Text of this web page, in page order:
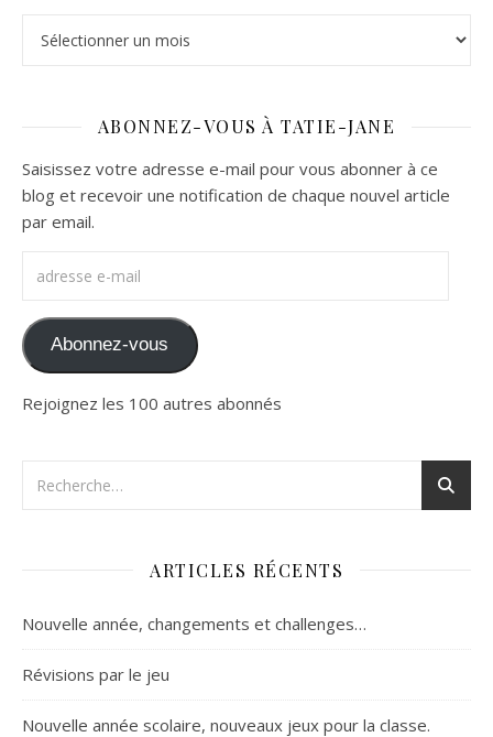
ABONNEZ-VOUS À TATIE-JANE
Saisissez votre adresse e-mail pour vous abonner à ce
blog et recevoir une notification de chaque nouvel article
par email.
Abonnez-vous
Rejoignez les 100 autres abonnés
ARTICLES RÉCENTS
Nouvelle année, changements et challenges…
Révisions par le jeu
Nouvelle année scolaire, nouveaux jeux pour la classe.